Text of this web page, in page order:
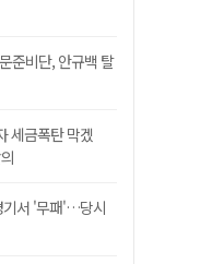
준비단, 안규백 탈
세금폭탄 막겠
기서 '무패'…당시